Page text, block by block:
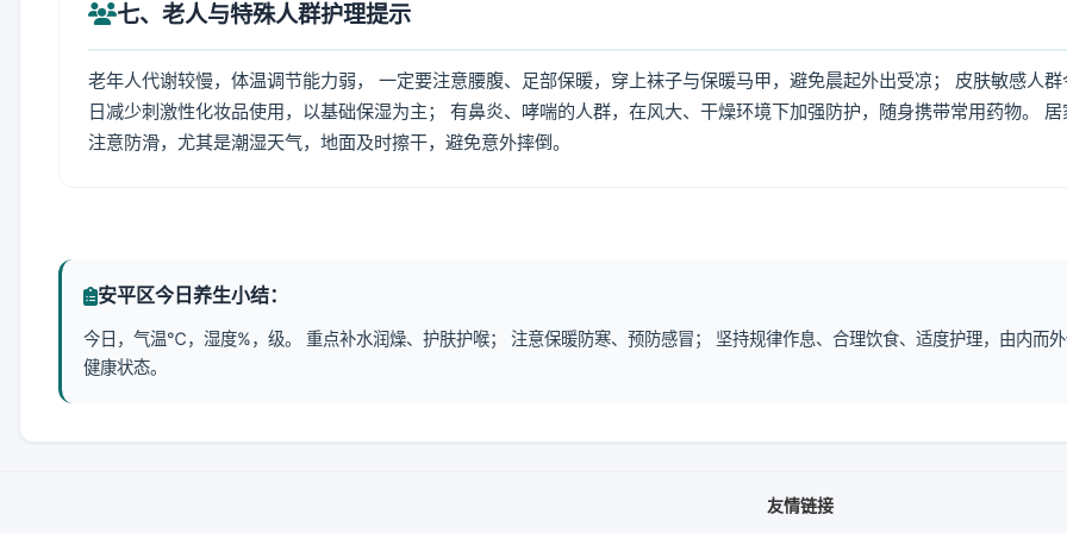
七、老人与特殊人群护理提示
老年人代谢较慢，体温调节能力弱， 一定要注意腰腹、足部保暖，穿上袜子与保暖马甲，避免晨起外出受凉； 皮肤敏感人群
日减少刺激性化妆品使用，以基础保湿为主； 有鼻炎、哮喘的人群，在风大、干燥环境下加强防护，随身携带常用药物。 居
注意防滑，尤其是潮湿天气，地面及时擦干，避免意外摔倒。
安平区今日养生小结：
今日，气温℃，湿度%，级。 重点补水润燥、护肤护喉； 注意保暖防寒、预防感冒； 坚持规律作息、合理饮食、适度护理，由内而
健康状态。
友情链接